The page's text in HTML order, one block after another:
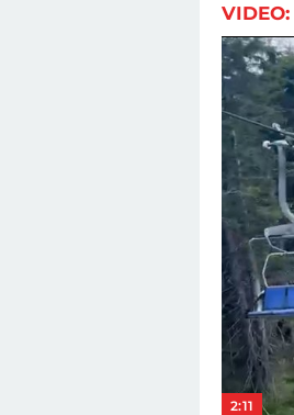
VIDEO:
2:11